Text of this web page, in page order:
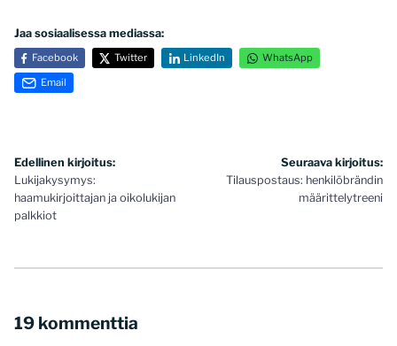
Jaa sosiaalisessa mediassa:
Facebook Twitter LinkedIn WhatsApp
Email
Artikkelien
selaus
Edellinen kirjoitus:
Lukijakysymys:
haamukirjoittajan ja oikolukijan
palkkiot
Seuraava kirjoitus:
Tilauspostaus: henkilöbrändin
määrittelytreeni
19 kommenttia